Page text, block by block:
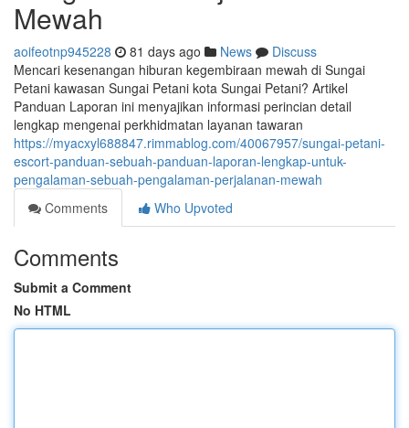
Mewah
aoifeotnp945228 81 days ago News
Discuss
Mencari kesenangan hiburan kegembiraan mewah di Sungai
Petani kawasan Sungai Petani kota Sungai Petani? Artikel
Panduan Laporan ini menyajikan informasi perincian detail
lengkap mengenai perkhidmatan layanan tawaran
https://myacxyl688847.rimmablog.com/40067957/sungai-petani-
escort-panduan-sebuah-panduan-laporan-lengkap-untuk-
pengalaman-sebuah-pengalaman-perjalanan-mewah
Comments
Who Upvoted
Comments
Submit a Comment
No HTML